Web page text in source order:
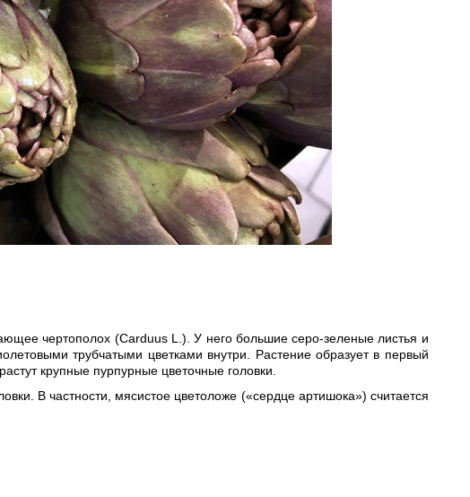
чертополох (Carduus L.). У него большие серо-зеленые листья и
трубчатыми цветками внутри. Растение образует в первый
крупные пурпурные цветочные головки.
В частности, мясистое цветоложе («сердце артишока») считается